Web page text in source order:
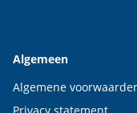
Algemeen
Algemene